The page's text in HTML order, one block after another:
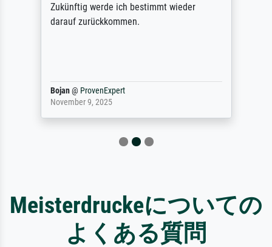
Zukünftig werde ich bestimmt wieder
darauf zurückkommen.
Bojan@ ProvenExpert
November 9, 2025
Meisterdruckeについての
よくある質問